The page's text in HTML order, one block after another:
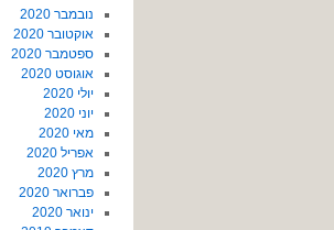
נובמבר 2020
אוקטובר 2020
ספטמבר 2020
אוגוסט 2020
יולי 2020
יוני 2020
מאי 2020
אפריל 2020
מרץ 2020
פברואר 2020
ינואר 2020